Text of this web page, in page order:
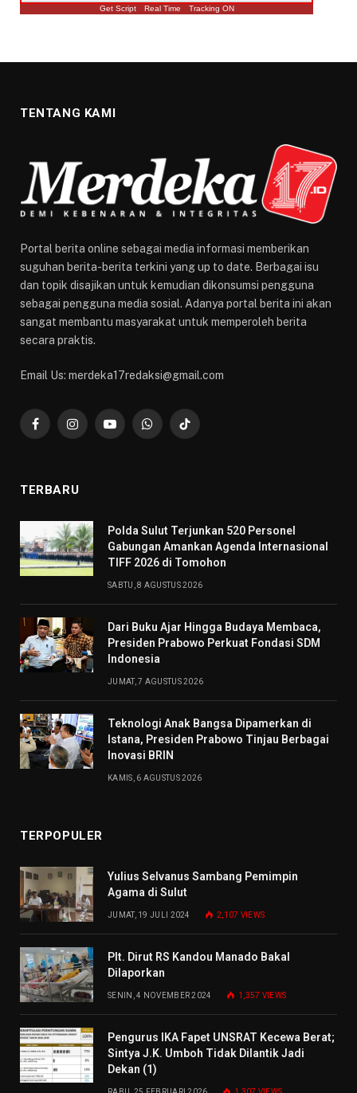
Get Script Real Time Tracking ON
TENTANG KAMI
Portal berita online sebagai media informasi memberikan
suguhan berita-berita terkini yang up to date. Berbagai isu
dan topik disajikan untuk kemudian dikonsumsi pengguna
sebagai pengguna media sosial. Adanya portal berita ini akan
sangat membantu masyarakat untuk memperoleh berita
secara praktis.
Email Us: merdeka17redaksi@gmail.com
FacebookInstagramYouTubeWhatsAppTikTok
TERBARU
​Polda Sulut Terjunkan 520 Personel
Gabungan Amankan Agenda Internasional
TIFF 2026 di Tomohon
SABTU, 8 AGUSTUS 2026
Dari Buku Ajar Hingga Budaya Membaca,
Presiden Prabowo Perkuat Fondasi SDM
Indonesia
JUMAT, 7 AGUSTUS 2026
Teknologi Anak Bangsa Dipamerkan di
Istana, Presiden Prabowo Tinjau Berbagai
Inovasi BRIN
KAMIS, 6 AGUSTUS 2026
TERPOPULER
Yulius Selvanus Sambang Pemimpin
Agama di Sulut
JUMAT, 19 JULI 2024 2,107 VIEWS
Plt. Dirut RS Kandou Manado Bakal
Dilaporkan
SENIN, 4 NOVEMBER 2024 1,357 VIEWS
Pengurus IKA Fapet UNSRAT Kecewa Berat;
Sintya J.K. Umboh Tidak Dilantik Jadi
Dekan (1)